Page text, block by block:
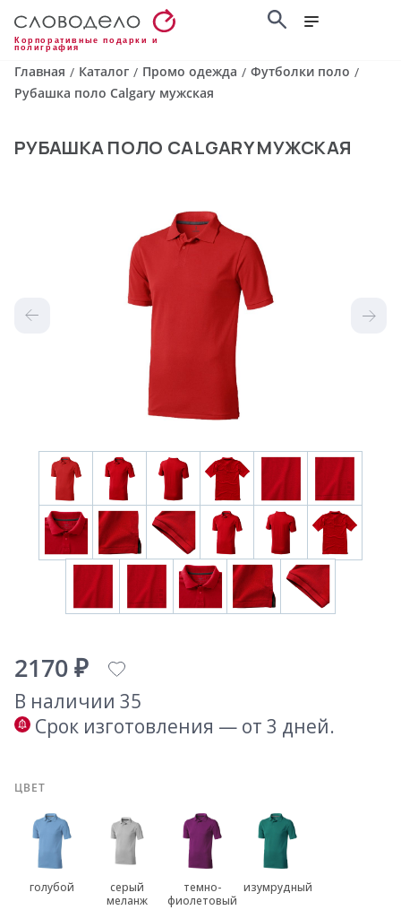
Корпоративные подарки и
полиграфия
Главная / Каталог / Промо одежда / Футболки поло /
Рубашка поло Calgary мужская
РУБАШКА ПОЛО CALGARY МУЖСКАЯ
2170 ₽
В наличии 35
Срок изготовления — от 3 дней.
ЦВЕТ
голубой
серый
меланж
темно-
фиолетовый
изумрудный